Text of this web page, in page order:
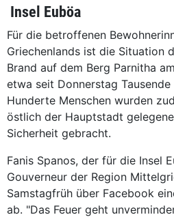
Insel Euböa
Für die betroffenen
Griechenlands ist die Situation
Brand auf dem Berg Parnitha
etwa seit Donnerstag
Hunderte Menschen wurden
östlich der Hauptstadt
Sicherheit gebracht.
Fanis Spanos, der für die Insel
Gouverneur der Region
Samstagfrüh über Facebook
ab. "Das Feuer geht